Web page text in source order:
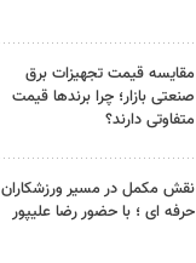
مقایسه قیمت تجهیزات برق
صنعتی بازار؛ چرا برندها قیمت
متفاوتی دارند؟
نقش مکمل در مسیر ورزشکاران
حرفه ای ؛ با حضور رضا علیپور